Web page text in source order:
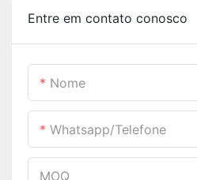
Entre em contato conosco
Nome
Whatsapp/telefone
MOQ